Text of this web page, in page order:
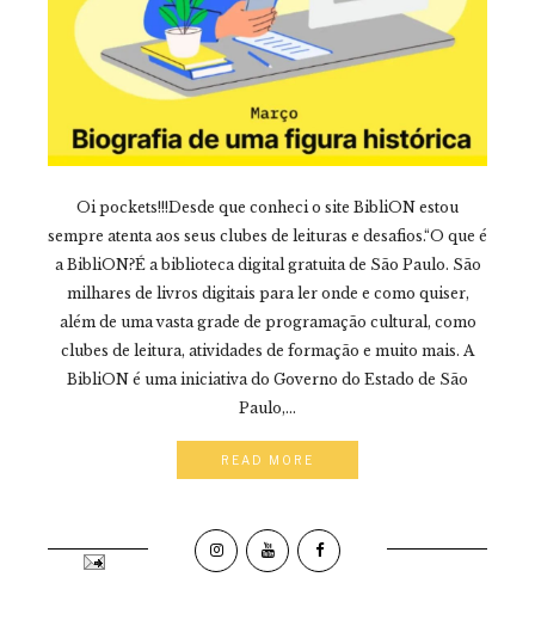
Oi pockets!!!Desde que conheci o site BibliON estou
sempre atenta aos seus clubes de leituras e desafios.“O que é
a BibliON?É a biblioteca digital gratuita de São Paulo. São
milhares de livros digitais para ler onde e como quiser,
além de uma vasta grade de programação cultural, como
clubes de leitura, atividades de formação e muito mais. A
BibliON é uma iniciativa do Governo do Estado de São
Paulo,...
READ MORE